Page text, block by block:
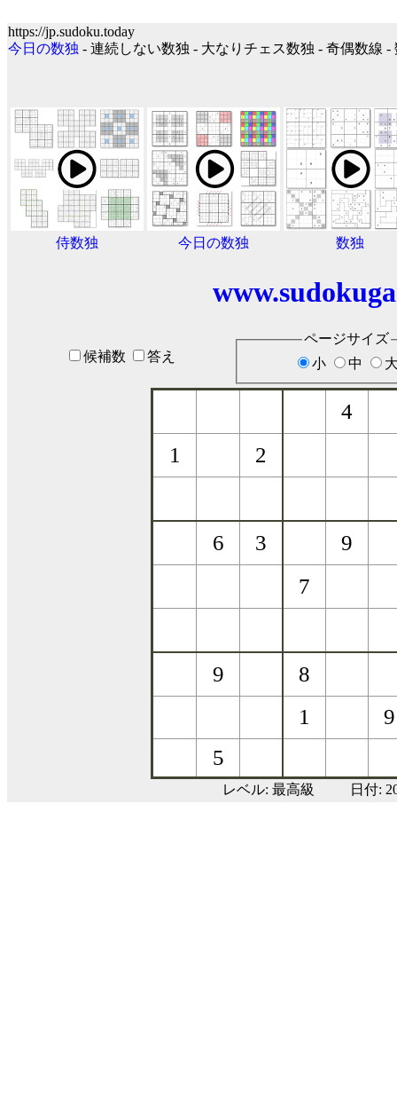
https://jp.sudoku.today
今日の数独 - 連続しない数独 - 大なりチェス数独 - 奇偶数線 -
侍数独 今日の数独 数独
候補数 答え
ページサイズ
小
中
レベル: 最高級 日付: